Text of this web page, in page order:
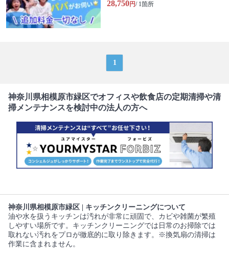
28,750円/ 1箇所
1
神奈川県相模原市緑区でオフィスや飲食店の定期清掃や清
掃メンテナンスを検討中の法人の方へ
神奈川県相模原市緑区 | キッチンクリーニングについて
油や水を扱うキッチンは汚れが非常に頑固で、カビや雑菌が繁殖
しやすい場所です。キッチンクリーニングでは日常のお掃除では
取れない汚れをプロが徹底的に取り除きます。※換気扇の清掃は
作業に含まれません。